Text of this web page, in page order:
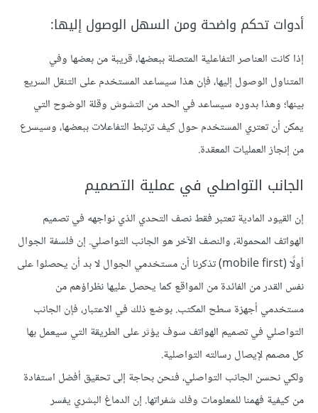
أدوات تحكم واضحة ومن السهل الوصول إليها:
إذا كانت العناصر التفاعلية المتصلة ببعضها، قريبة من بعضها وفي
المتناول الوصول إليها، فإن هذا سيساعد المستخدم على التنقل السريع
بينها؛ وهذا بدوره سيساعد في الحد من التشوش وقلة الوضوح التي
يمكن أن تعتري المستخدم حول كيف ترتبط التفاعلات ببعضها، وسيسرع
من إنجاز العمليات المعقدة.
الجانب التواصلي في عملية التصميم
إن القيود المادية تعتبر فقط نصف التحدي الذي نواجهه في تصميم
الهواتف المحمولة، والنصف الآخر هو الجانب التواصلي. إن فلسفة الجوال
أولًا (mobile first) تذكرنا أن مستخدمي الجوال لا بد أن يحصلوا على
نفس القدر من الفائدة من المواقع كما يحصل عليها نظراؤهم من
مستخدمي أجهزة سطح المكتب. بوضع ذلك في الاعتبار، فإن الجانب
التواصلي في تصميم الهواتف سوف يؤثر على الطريقة التي سيعمل بها
كل مصمم لإيصال رسالته التواصلية.
ولكي نحسن الجانب التواصلي، فنحن بحاجة إلى تحقيق أفضل استفادة
من كيفية فهمنا للمعلومات وفك شفراتها. إن الدماغ البشري يفسر